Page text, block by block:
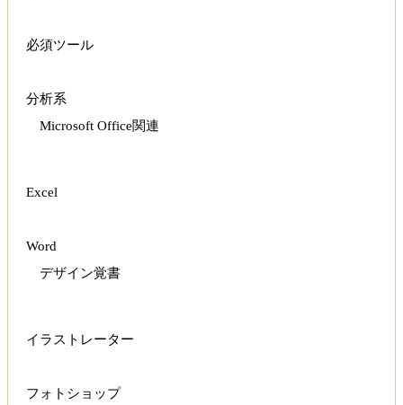
必須ツール
分析系
Microsoft Office関連
Excel
Word
デザイン覚書
イラストレーター
フォトショップ